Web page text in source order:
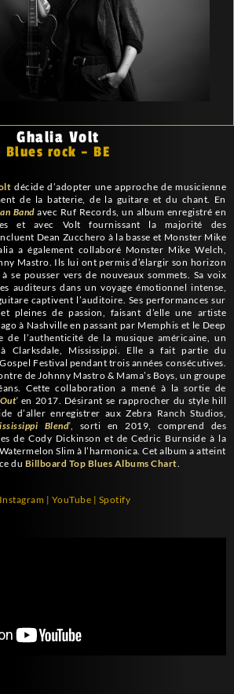
Ghalia Volt
Blues rock – BE
décide d’adopter une approche de musicienne
de la batterie, de la guitare et du chant. En
Bandavec Ruf Records, un album enregistré en
et avec Volt fournissant la majorité des
Dean Zucchero à la basse et Monster Mike
a également collaboré Monster Mike Welch,
Mastro. Ils lui ont permis d’élargir son horizon
se pousser vers de nouveaux sommets. Sa voix
auditeurs dans un voyage émotionnel intense,
captivent l’auditoire. Ses performances sur
pleines de passion, faisant d’elle une artiste
à Nashville en passant par Memphis et le Deep
de l’authenticité de la musique américaine, un
Clarksdale, Mississippi. Elle a fait partie du
Festival pendant trois années consécutives.
de Johnny Mastro & Mama’s Boys, un groupe
Cette collaboration a mené à la sortie de
’en 2017. Désirant se rapprocher du style hill
d’aller enregistrer aux Zebra Ranch Studios,
Blend’, sorti en 2019, comprend des
de Cody Dickinson et de Cedric Burnside à la
Slim à l’harmonica. Cet album a atteint
du Billboard Top Blues Albums Chart.
Instagram | YouTube | Spotify